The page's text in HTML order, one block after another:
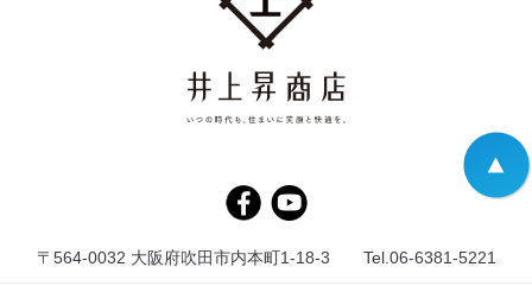
〒564-0032 大阪府吹田市内本町1-18-3 Tel.06-6381-5221